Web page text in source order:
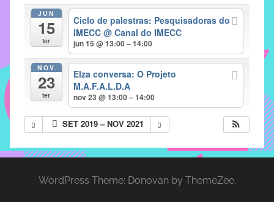
problemas
verificados
instituto,
para
prevenção
JUN
15
ter
Ciclo de palestras: Pesquisadoras do
IMECC@ Canal do IMECC
jun 15 @ 13:00 – 14:00
NOV
23
ter
Elza conversa: O Projeto
M.A.F.A.L.D.A
nov 23 @ 13:00 – 14:00
SET 2019 – NOV 2021
WordPress Theme: Donovan by ThemeZee.